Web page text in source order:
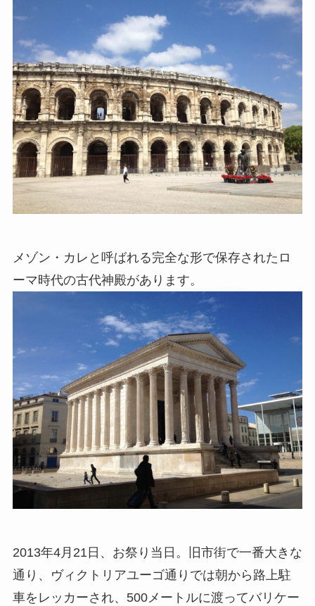
メゾン・カレと呼ばれる完全な形で保存されたロ
ーマ時代の古代神殿があります。
2013年4月21日、お祭り当日。旧市街で一番大きな
通り、ヴィクトリアユーゴ通りでは朝から路上駐
車をレッカーされ、500メートルに渡ってバリケー